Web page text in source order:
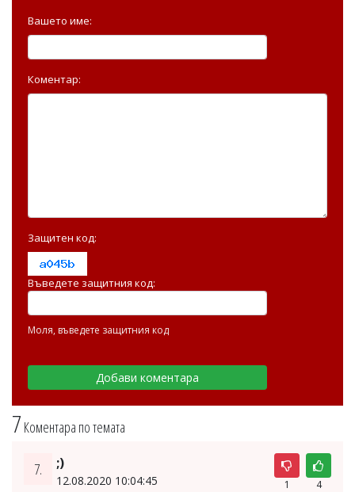
7 Коментара по темата
7. ;)
12.08.2020 10:04:45 1 4
Вашето име:
Коментар:
Защитен код:
Въведете защитния код:
Моля, въведете защитния код